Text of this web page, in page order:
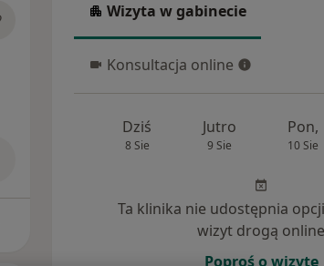
Wizyta w gabinecie
Wizyta w gabinecie
Konsultacja online
Konsultacja online
Dziś
8 Sie
Jutro
9 Sie
Pon,
10 Sie
Ta klinika nie udostępnia
wizyt drogą online
Poproś o wizytę